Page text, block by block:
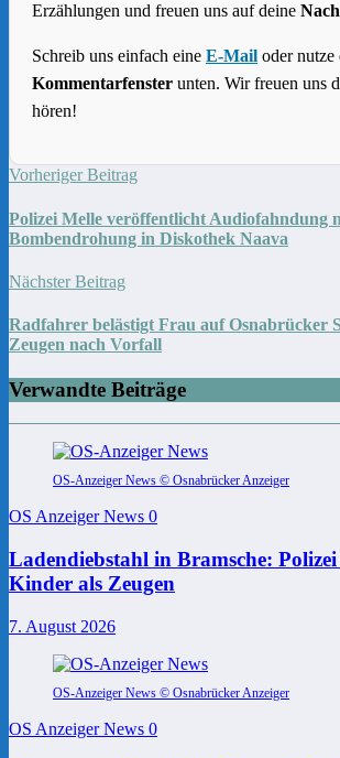
Erzählungen und freuen uns auf deine
Schreib uns einfach eine E-Mail oder nutze
Kommentarfenster unten. Wir freuen uns
hören!
Vorheriger Beitrag
Polizei Melle veröffentlicht Audiofahndung
Bombendrohung in Diskothek Naava
Nächster Beitrag
Radfahrer belästigt Frau auf Osnabrücker
Zeugen nach Vorfall
Verwandte Beiträge
OS-Anzeiger News © Osnabrücker Anzeiger
OS Anzeiger News 0
Ladendiebstahl in Bramsche:
Kinder als Zeugen
7. August 2026
OS-Anzeiger News © Osnabrücker Anzeiger
OS Anzeiger News 0